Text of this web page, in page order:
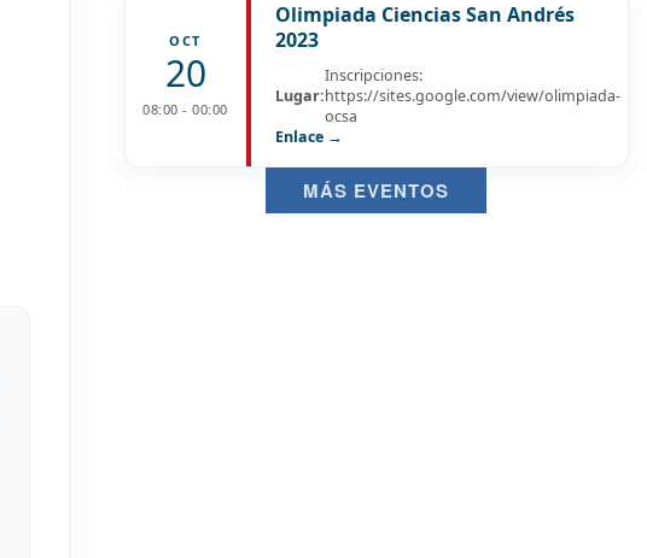
OCT
20
08:00 - 00:00
Olimpiada Ciencias San Andrés
2023
Lugar:
Inscripciones:
https://sites.google.com/view/olimpiada-
ocsa
Enlace →
MÁS EVENTOS